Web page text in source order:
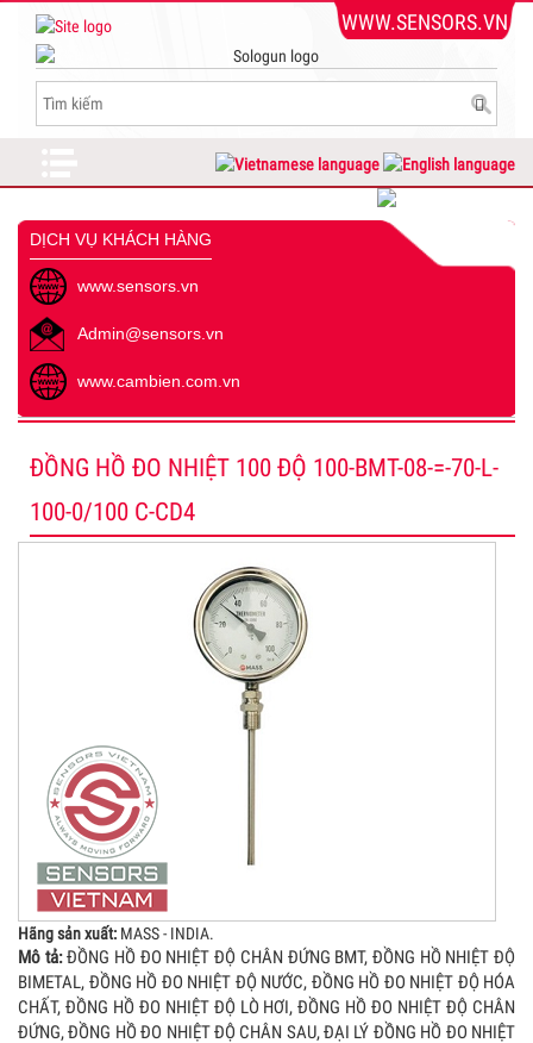
WWW.SENSORS.VN
DỊCH VỤ KHÁCH HÀNG
www.sensors.vn
Admin@sensors.vn
www.cambien.com.vn
ĐỒNG HỒ ĐO NHIỆT 100 ĐỘ 100-BMT-08-=-70-L-
100-0/100 C-CD4
Hãng sản xuất: MASS - INDIA.
Mô tả:ĐỒNG HỒ ĐO NHIỆT ĐỘ CHÂN ĐỨNG BMT, ĐỒNG HỒ NHIỆT ĐỘ
BIMETAL, ĐỒNG HỒ ĐO NHIỆT ĐỘ NƯỚC, ĐỒNG HỒ ĐO NHIỆT ĐỘ HÓA
CHẤT, ĐỒNG HỒ ĐO NHIỆT ĐỘ LÒ HƠI, ĐỒNG HỒ ĐO NHIỆT ĐỘ CHÂN
ĐỨNG, ĐỒNG HỒ ĐO NHIỆT ĐỘ CHÂN SAU, ĐẠI LÝ ĐỒNG HỒ ĐO NHIỆT